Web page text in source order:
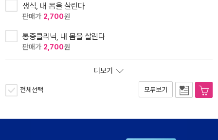
생식, 내 몸을 살린다
판매가 2,700원
통증클리닉, 내 몸을 살린다
판매가 2,700원
더보기
전체선택 모두보기